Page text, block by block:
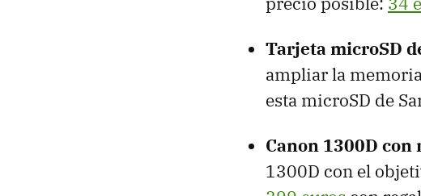
Tarjeta microSD
ampliar la
esta microSD de
Canon 1300D
1300D con el